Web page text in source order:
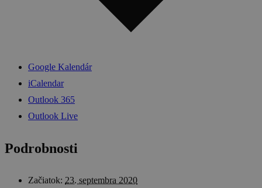
Google Kalendár
iCalendar
Outlook 365
Outlook Live
Podrobnosti
Začiatok: 23. septembra 2020